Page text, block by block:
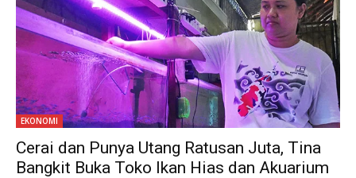
EKONOMI
Cerai dan Punya Utang Ratusan Juta, Tina
Bangkit Buka Toko Ikan Hias dan Akuarium